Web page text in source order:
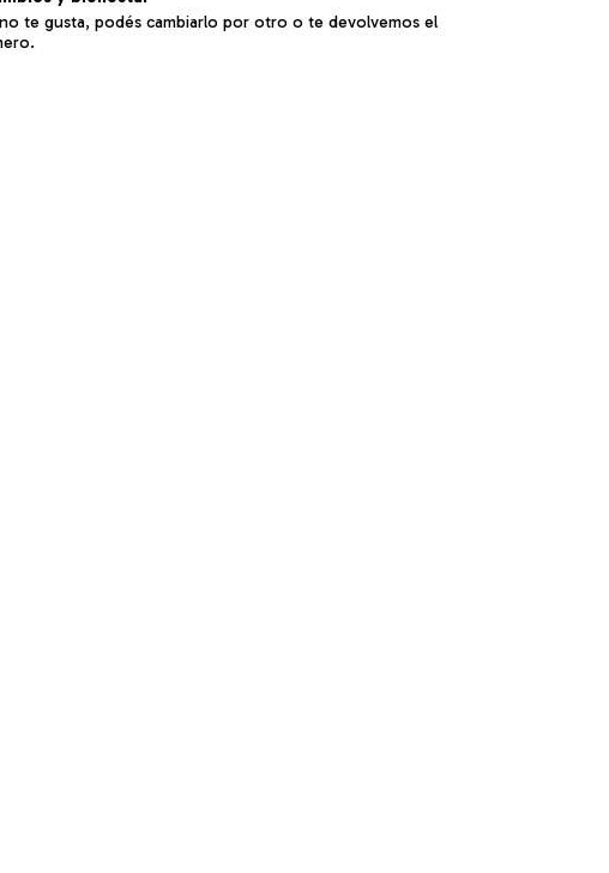
te gusta, podés cambiarlo por otro o te devolvemos el